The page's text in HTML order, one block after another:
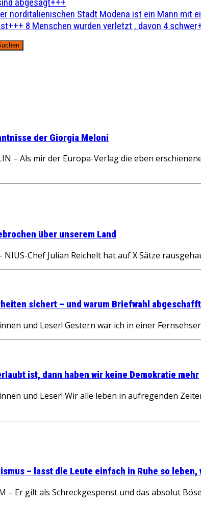
norditalienischen Stadt Modena ist ein Mann mit
8 Menschen wurden verletzt , davon 4
der Giorgia Meloni
– Als mir der Europa-Verlag die eben
über unserem Land
– NIUS-Chef Julian Reichelt hat auf X Sätze
sichert – und warum Briefwahl
und Leser! Gestern war ich in einer
ist, dann haben wir keine Demokratie mehr
und Leser! Wir alle leben in aufregenden
– lasst die Leute einfach in Ruhe so leben,
– Er gilt als Schreckgespenst und das absolut